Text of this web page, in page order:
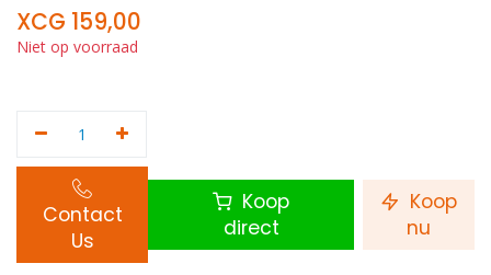
XCG 159,00
Niet op voorraad
Contact
Us
Koop
direct
Koop
nu